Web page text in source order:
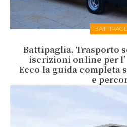
Battipaglia. Trasporto
iscrizioni online per
Ecco la guida completa
e